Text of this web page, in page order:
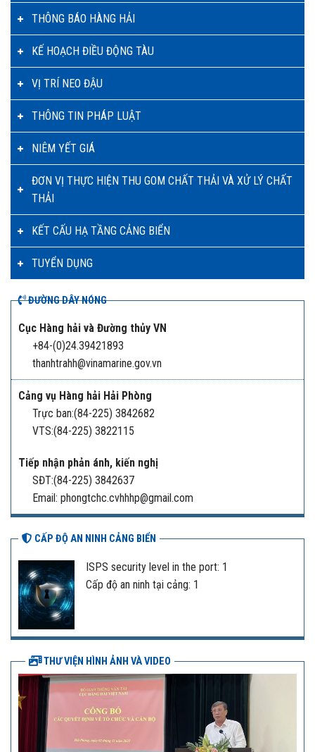
THÔNG BÁO HÀNG HẢI
KẾ HOẠCH ĐIỀU ĐỘNG TÀU
VỊ TRÍ NEO ĐẬU
THÔNG TIN PHÁP LUẬT
NIÊM YẾT GIÁ
ĐƠN VỊ THỰC HIỆN THU GOM CHẤT THẢI VÀ XỬ LÝ CHẤT
THẢI
KẾT CẤU HẠ TẦNG CẢNG BIỂN
TUYỂN DỤNG
ĐƯỜNG DÂY NÓNG
Cục Hàng hải và Đường thủy VN
+84-(0)24.39421893
thanhtrahh@vinamarine.gov.vn
Cảng vụ Hàng hải Hải Phòng
Trực ban:(84-225) 3842682
VTS:(84-225) 3822115
Tiếp nhận phản ánh, kiến nghị
SĐT:(84-225) 3842637
Email: phongtchc.cvhhhp@gmail.com
CẤP ĐỘ AN NINH CẢNG BIỂN
ISPS security level in the port: 1
Cấp độ an ninh tại cảng: 1
THƯ VIỆN HÌNH ẢNH VÀ VIDEO